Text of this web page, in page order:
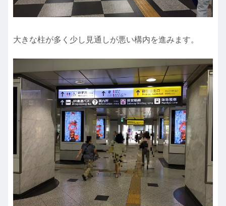
大きな柱が多く少し見通しが悪い構内を進みます。